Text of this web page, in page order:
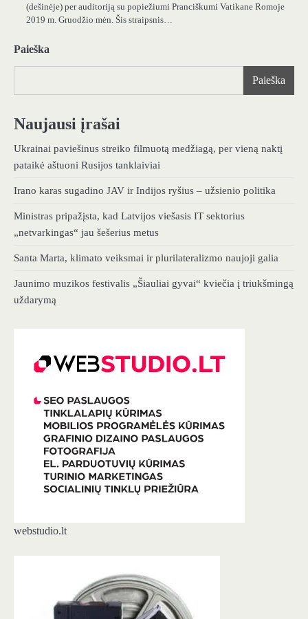
(dešinėje) per auditoriją su popiežiumi Pranciškumi Vatikane Romoje
2019 m. Gruodžio mėn. Šis straipsnis…
Paieška
Paieška
Naujausi įrašai
Ukrainai paviešinus streiko filmuotą medžiagą, per vieną naktį
pataikė aštuoni Rusijos tanklaiviai
Irano karas sugadino JAV ir Indijos ryšius – užsienio politika
Ministras pripažįsta, kad Latvijos viešasis IT sektorius
„netvarkingas“ jau šešerius metus
Santa Marta, klimato veiksmai ir plurilateralizmo naujoji galia
Jaunimo muzikos festivalis „Šiauliai gyvai“ kviečia į triukšmingą
uždarymą
webstudio.lt